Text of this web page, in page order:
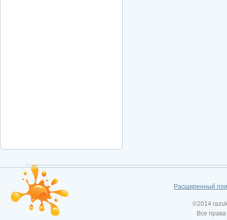
Расширенный
©2014
Все